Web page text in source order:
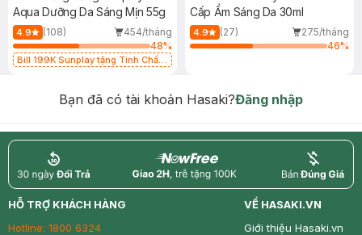
Aqua Dưỡng Da Sáng Mịn 55g
4.9 (108)
454/tháng
48%
Bill 199K Sunplay tặng Tinh Chất
Cấp Ẩm Sáng Da 30ml
4.9 (27)
275/tháng
46%
Bạn đã có tài khoản Hasaki?Đăng nhập
return nowfree price
HỖ TRỢ KHÁCH HÀNG
Hotline: 1800 6324
VỀ HASAKI.VN
Giới thiệu Hasaki.vn